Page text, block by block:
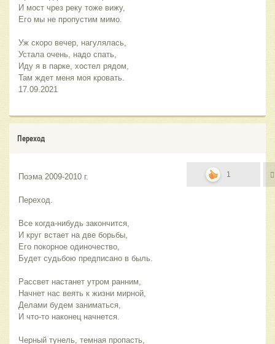
И мост чрез реку тоже вижу,
Его мы не пропустим мимо.
Уж скоро вечер, нагулялась,
Устала очень, надо спать,
Иду я в парке, хостел рядом,
Там ждет меня моя кровать.
17.09.2021
Переход
Поэма 2009-2010 г.
Переход.
Все когда-нибудь закончится,
И круг встает на две борьбы,
Его покорное одиночество,
Будет судьбою предписано в быль.
Рассвет настанет утром ранним,
Начнет нас веять к жизни мирной,
Делами будем заниматься,
И что-то наконец начнется.
Черный тунель, темная пропасть,
1